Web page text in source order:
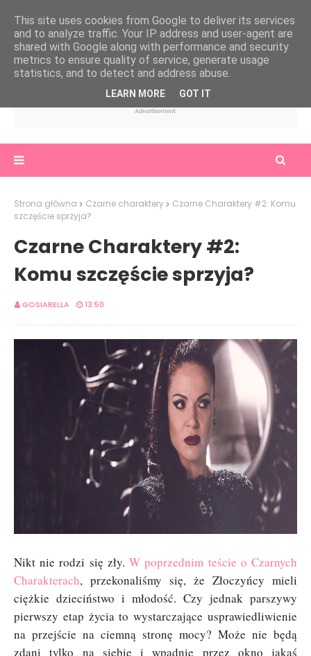
Strona główna Czarne charaktery
Czarne Charaktery #2: Komu
szczęście sprzyja?
Czarne Charaktery #2:
Komu szczęście sprzyja?
GOSIARELLA 13:50
Nikt nie rodzi się zły.W poprzednim teście o Czarnych
Charakterach, przekonaliśmy się, że Złoczyńcy mieli
ciężkie dzieciństwo i młodość. Czy jednak parszywy
pierwszy etap życia to wystarczające usprawiedliwienie
na przejście na ciemną stronę mocy? Może nie będą
zdani tylko na siebie i wpadnie przez okno jakaś
This site uses cookies from Google to deliver its services
and to analyze traffic. Your IP address and user-agent are
shared with Google along with performance and security
metrics to ensure quality of service, generate usage
statistics, and to detect and address abuse.
LEARN MORE GOT IT